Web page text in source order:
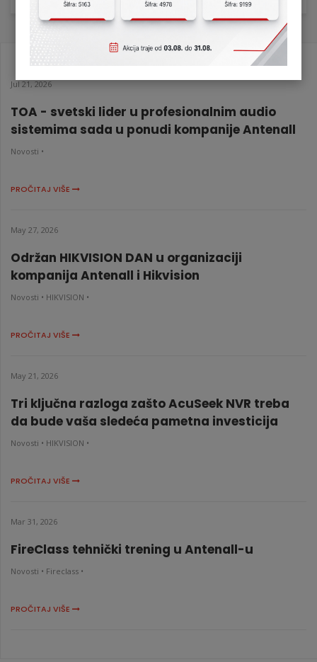
Jul 21, 2026
TOA - svetski lider u profesionalnim audio
sistemima sada u ponudi kompanije Antenall
Novosti •
PROČITAJ VIŠE
May 27, 2026
Održan HIKVISION DAN u organizaciji
kompanija Antenall i Hikvision
Novosti • HIKVISION •
PROČITAJ VIŠE
May 21, 2026
Tri ključna razloga zašto AcuSeek NVR treba
da bude vaša sledeća pametna investicija
Novosti • HIKVISION •
PROČITAJ VIŠE
Mar 31, 2026
FireClass tehnički trening u Antenall-u
Novosti • Fireclass •
PROČITAJ VIŠE